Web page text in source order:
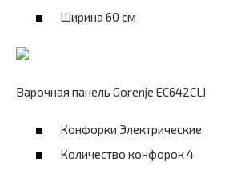
Ширина 60 см
Варочная панель Gorenje EC642CLI
Конфорки Электрические
Количество конфорок 4